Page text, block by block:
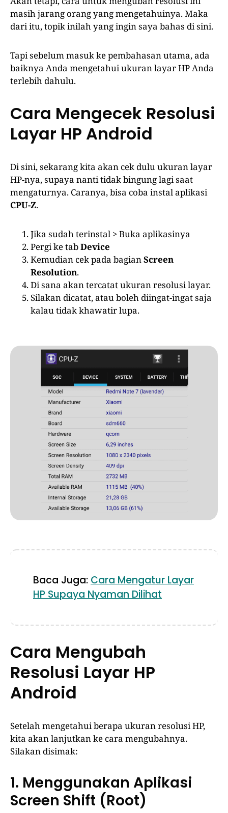
masih jarang orang yang mengetahuinya. Maka
dari itu, topik inilah yang ingin saya bahas di sini.
Tapi sebelum masuk ke pembahasan utama, ada
baiknya Anda mengetahui ukuran layar HP Anda
terlebih dahulu.
Cara Mengecek Resolusi
Layar HP Android
Di sini, sekarang kita akan cek dulu ukuran layar
HP-nya, supaya nanti tidak bingung lagi saat
mengaturnya. Caranya, bisa coba instal aplikasi
CPU-Z.
Jika sudah terinstal > Buka aplikasinya
Pergi ke tabDevice
Kemudian cek pada bagianScreen
Resolution.
Di sana akan tercatat ukuran resolusi layar.
Silakan dicatat, atau boleh diingat-ingat saja
kalau tidak khawatir lupa.
Baca Juga: Cara Mengatur Layar
HP Supaya Nyaman Dilihat
Cara Mengubah
Resolusi Layar HP
Android
Setelah mengetahui berapa ukuran resolusi HP,
kita akan lanjutkan ke cara mengubahnya.
Silakan disimak:
1. Menggunakan Aplikasi
Screen Shift (Root)